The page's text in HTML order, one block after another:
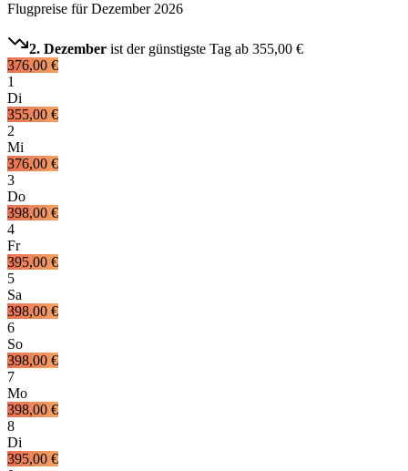
Flugpreise fürDezember 2026
2. Dezember ist der günstigste Tag ab 355,00 €
376,00 €
1
Di
355,00 €
2
Mi
376,00 €
3
Do
398,00 €
4
Fr
395,00 €
5
Sa
398,00 €
6
So
398,00 €
7
Mo
398,00 €
8
Di
395,00 €